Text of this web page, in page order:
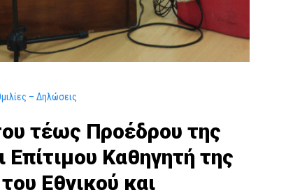
– Δηλώσεις
τέως Προέδρου της
Επίτιμου Καθηγητή της
Εθνικού και